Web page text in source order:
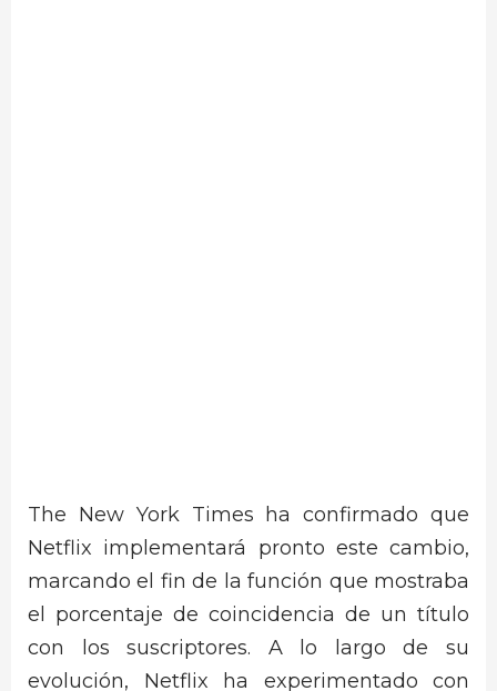
The New York Times ha confirmado que
Netflix implementará pronto este cambio,
marcando el fin de la función que mostraba
el porcentaje de coincidencia de un título
con los suscriptores. A lo largo de su
evolución, Netflix ha experimentado con